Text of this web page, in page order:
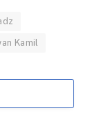
Kamil